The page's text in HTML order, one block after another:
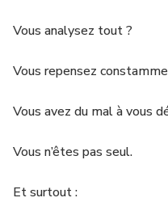
Vous analysez tout ?
Vous repensez
Vous avez du mal à vous
Vous n’êtes pas seul.
Et surtout :